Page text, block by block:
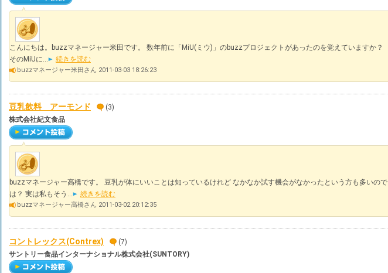
こんにちは。buzzマネージャー米田です。 数年前に「MiU(ミウ)」のbuzzプロジェクトがあったのを覚えていますか？
そのMiUに...
続きを読む
buzzマネージャー米田さん 2011-03-03 18:26:23
豆乳飲料 アーモンド
(3)
株式会社紀文食品
buzzマネージャー高橋です。 豆乳が体にいいことは知っているけれど なかなか試す機会がなかったという方も多いので
は？ 実は私もそう...
続きを読む
buzzマネージャー高橋さん 2011-03-02 20:12:35
コントレックス(Contrex)
(7)
サントリー食品インターナショナル株式会社(SUNTORY)